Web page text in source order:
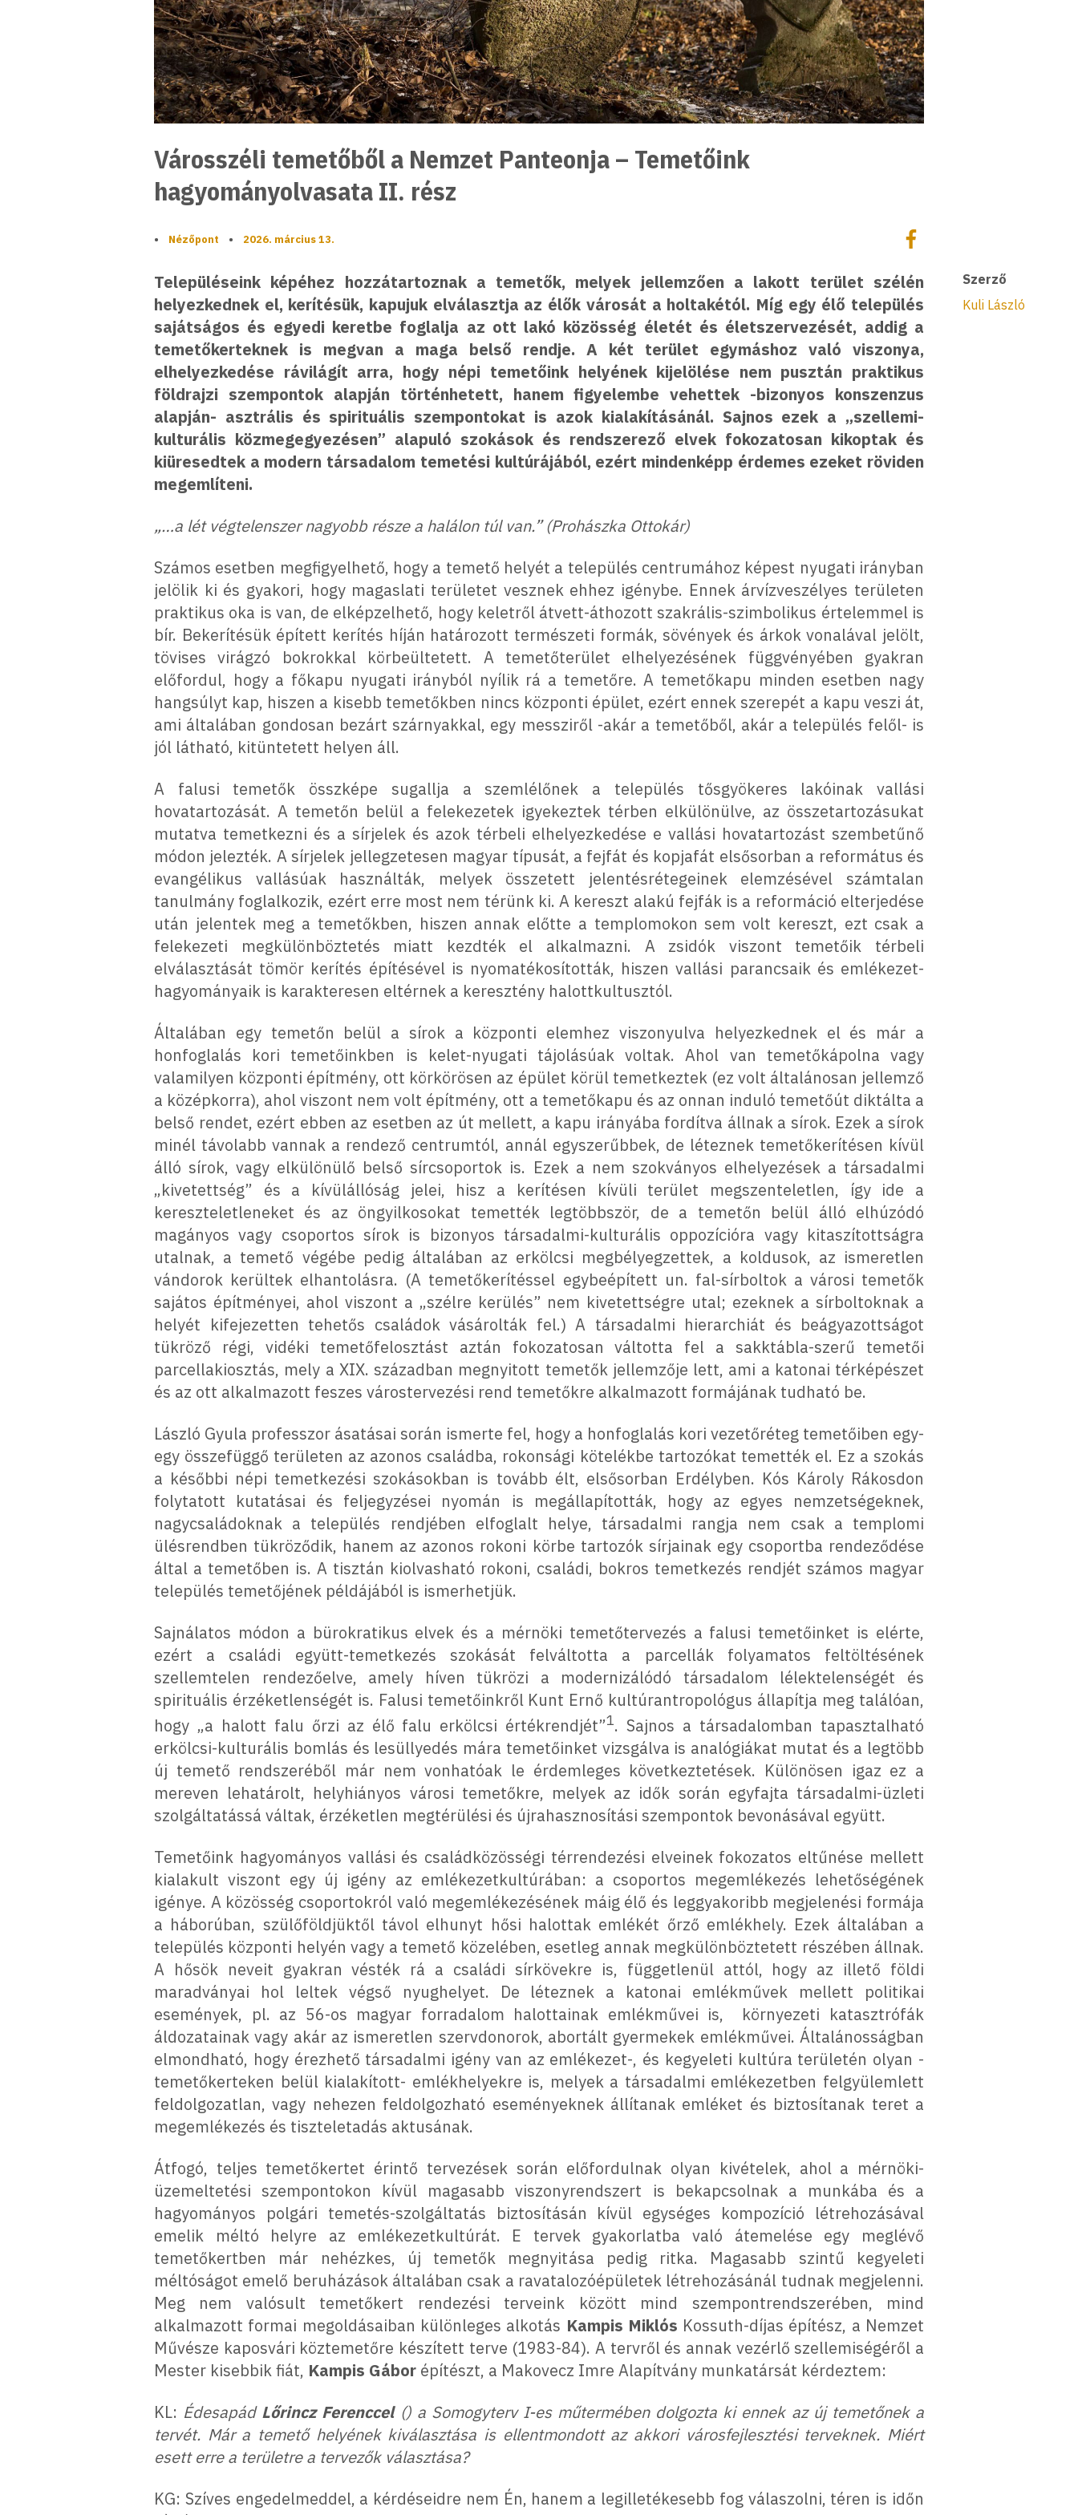
Városszéli temetőből a Nemzet Panteonja – Temetőink
hagyományolvasata II. rész
• Nézőpont • 2026. március 13.
Megosztás
Megosztás Facebookon
Településeink képéhez hozzátartoznak a temetők, melyek jellemzően a lakott terület szélén
helyezkednek el, kerítésük, kapujuk elválasztja az élők városát a holtakétól. Míg egy élő település
sajátságos és egyedi keretbe foglalja az ott lakó közösség életét és életszervezését, addig a
temetőkerteknek is megvan a maga belső rendje. A két terület egymáshoz való viszonya,
elhelyezkedése rávilágít arra, hogy népi temetőink helyének kijelölése nem pusztán praktikus
földrajzi szempontok alapján történhetett, hanem figyelembe vehettek -bizonyos konszenzus
alapján- asztrális és spirituális szempontokat is azok kialakításánál. Sajnos ezek a „szellemi-
kulturális közmegegyezésen” alapuló szokások és rendszerező elvek fokozatosan kikoptak és
kiüresedtek a modern társadalom temetési kultúrájából, ezért mindenképp érdemes ezeket röviden
megemlíteni.
„…a lét végtelenszer nagyobb része a halálon túl van.” (Prohászka Ottokár)
Számos esetben megfigyelhető, hogy a temető helyét a település centrumához képest nyugati irányban
jelölik ki és gyakori, hogy magaslati területet vesznek ehhez igénybe. Ennek árvízveszélyes területen
praktikus oka is van, de elképzelhető, hogy keletről átvett-áthozott szakrális-szimbolikus értelemmel is
bír. Bekerítésük épített kerítés híján határozott természeti formák, sövények és árkok vonalával jelölt,
tövises virágzó bokrokkal körbeültetett. A temetőterület elhelyezésének függvényében gyakran
előfordul, hogy a főkapu nyugati irányból nyílik rá a temetőre. A temetőkapu minden esetben nagy
hangsúlyt kap, hiszen a kisebb temetőkben nincs központi épület, ezért ennek szerepét a kapu veszi át,
ami általában gondosan bezárt szárnyakkal, egy messziről -akár a temetőből, akár a település felől- is
jól látható, kitüntetett helyen áll.
A falusi temetők összképe sugallja a szemlélőnek a település tősgyökeres lakóinak vallási
hovatartozását. A temetőn belül a felekezetek igyekeztek térben elkülönülve, az összetartozásukat
mutatva temetkezni és a sírjelek és azok térbeli elhelyezkedése e vallási hovatartozást szembetűnő
módon jelezték. A sírjelek jellegzetesen magyar típusát, a fejfát és kopjafát elsősorban a református és
evangélikus vallásúak használták, melyek összetett jelentésrétegeinek elemzésével számtalan
tanulmány foglalkozik, ezért erre most nem térünk ki. A kereszt alakú fejfák is a reformáció elterjedése
után jelentek meg a temetőkben, hiszen annak előtte a templomokon sem volt kereszt, ezt csak a
felekezeti megkülönböztetés miatt kezdték el alkalmazni. A zsidók viszont temetőik térbeli
elválasztását tömör kerítés építésével is nyomatékosították, hiszen vallási parancsaik és emlékezet-
hagyományaik is karakteresen eltérnek a keresztény halottkultusztól.
Általában egy temetőn belül a sírok a központi elemhez viszonyulva helyezkednek el és már a
honfoglalás kori temetőinkben is kelet-nyugati tájolásúak voltak. Ahol van temetőkápolna vagy
valamilyen központi építmény, ott körkörösen az épület körül temetkeztek (ez volt általánosan jellemző
a középkorra), ahol viszont nem volt építmény, ott a temetőkapu és az onnan induló temetőút diktálta a
belső rendet, ezért ebben az esetben az út mellett, a kapu irányába fordítva állnak a sírok. Ezek a sírok
minél távolabb vannak a rendező centrumtól, annál egyszerűbbek, de léteznek temetőkerítésen kívül
álló sírok, vagy elkülönülő belső sírcsoportok is. Ezek a nem szokványos elhelyezések a társadalmi
„kivetettség” és a kívülállóság jelei, hisz a kerítésen kívüli terület megszenteletlen, így ide a
kereszteletleneket és az öngyilkosokat temették legtöbbször, de a temetőn belül álló elhúzódó
magányos vagy csoportos sírok is bizonyos társadalmi-kulturális oppozícióra vagy kitaszítottságra
utalnak, a temető végébe pedig általában az erkölcsi megbélyegzettek, a koldusok, az ismeretlen
vándorok kerültek elhantolásra. (A temetőkerítéssel egybeépített un. fal-sírboltok a városi temetők
sajátos építményei, ahol viszont a „szélre kerülés” nem kivetettségre utal; ezeknek a sírboltoknak a
helyét kifejezetten tehetős családok vásárolták fel.) A társadalmi hierarchiát és beágyazottságot
tükröző régi, vidéki temetőfelosztást aztán fokozatosan váltotta fel a sakktábla-szerű temetői
parcellakiosztás, mely a XIX. században megnyitott temetők jellemzője lett, ami a katonai térképészet
és az ott alkalmazott feszes várostervezési rend temetőkre alkalmazott formájának tudható be.
László Gyula professzor ásatásai során ismerte fel, hogy a honfoglalás kori vezetőréteg temetőiben egy-
egy összefüggő területen az azonos családba, rokonsági kötelékbe tartozókat temették el. Ez a szokás
a későbbi népi temetkezési szokásokban is tovább élt, elsősorban Erdélyben. Kós Károly Rákosdon
folytatott kutatásai és feljegyzései nyomán is megállapították, hogy az egyes nemzetségeknek,
nagycsaládoknak a település rendjében elfoglalt helye, társadalmi rangja nem csak a templomi
ülésrendben tükröződik, hanem az azonos rokoni körbe tartozók sírjainak egy csoportba rendeződése
által a temetőben is. A tisztán kiolvasható rokoni, családi, bokros temetkezés rendjét számos magyar
település temetőjének példájából is ismerhetjük.
Sajnálatos módon a bürokratikus elvek és a mérnöki temetőtervezés a falusi temetőinket is elérte,
ezért a családi együtt-temetkezés szokását felváltotta a parcellák folyamatos feltöltésének
szellemtelen rendezőelve, amely híven tükrözi a modernizálódó társadalom lélektelenségét és
spirituális érzéketlenségét is. Falusi temetőinkről Kunt Ernő kultúrantropológus állapítja meg találóan,
hogy „a halott falu őrzi az élő falu erkölcsi értékrendjét”1. Sajnos a társadalomban tapasztalható
erkölcsi-kulturális bomlás és lesüllyedés mára temetőinket vizsgálva is analógiákat mutat és a legtöbb
új temető rendszeréből már nem vonhatóak le érdemleges következtetések. Különösen igaz ez a
mereven lehatárolt, helyhiányos városi temetőkre, melyek az idők során egyfajta társadalmi-üzleti
szolgáltatássá váltak, érzéketlen megtérülési és újrahasznosítási szempontok bevonásával együtt.
Temetőink hagyományos vallási és családközösségi térrendezési elveinek fokozatos eltűnése mellett
kialakult viszont egy új igény az emlékezetkultúrában: a csoportos megemlékezés lehetőségének
igénye. A közösség csoportokról való megemlékezésének máig élő és leggyakoribb megjelenési formája
a háborúban, szülőföldjüktől távol elhunyt hősi halottak emlékét őrző emlékhely. Ezek általában a
település központi helyén vagy a temető közelében, esetleg annak megkülönböztetett részében állnak.
A hősök neveit gyakran vésték rá a családi sírkövekre is, függetlenül attól, hogy az illető földi
maradványai hol leltek végső nyughelyet. De léteznek a katonai emlékművek mellett politikai
események, pl. az 56-os magyar forradalom halottainak emlékművei is, környezeti katasztrófák
áldozatainak vagy akár az ismeretlen szervdonorok, abortált gyermekek emlékművei. Általánosságban
elmondható, hogy érezhető társadalmi igény van az emlékezet-, és kegyeleti kultúra területén olyan -
temetőkerteken belül kialakított- emlékhelyekre is, melyek a társadalmi emlékezetben felgyülemlett
feldolgozatlan, vagy nehezen feldolgozható eseményeknek állítanak emléket és biztosítanak teret a
megemlékezés és tiszteletadás aktusának.
Átfogó, teljes temetőkertet érintő tervezések során előfordulnak olyan kivételek, ahol a mérnöki-
üzemeltetési szempontokon kívül magasabb viszonyrendszert is bekapcsolnak a munkába és a
hagyományos polgári temetés-szolgáltatás biztosításán kívül egységes kompozíció létrehozásával
emelik méltó helyre az emlékezetkultúrát. E tervek gyakorlatba való átemelése egy meglévő
temetőkertben már nehézkes, új temetők megnyitása pedig ritka. Magasabb szintű kegyeleti
méltóságot emelő beruházások általában csak a ravatalozóépületek létrehozásánál tudnak megjelenni.
Meg nem valósult temetőkert rendezési terveink között mind szempontrendszerében, mind
alkalmazott formai megoldásaiban különleges alkotás Kampis Miklós Kossuth-díjas építész, a Nemzet
Művésze kaposvári köztemetőre készített terve (1983-84). A tervről és annak vezérlő szellemiségéről a
Mester kisebbik fiát, Kampis Gábor építészt, a Makovecz Imre Alapítvány munkatársát kérdeztem:
KL: Édesapád Lőrincz Ferenccel() a Somogyterv I-es műtermében dolgozta ki ennek az új temetőnek a
tervét. Már a temető helyének kiválasztása is ellentmondott az akkori városfejlesztési terveknek. Miért
esett erre a területre a tervezők választása?
KG: Szíves engedelmeddel, a kérdéseidre nem Én, hanem a legilletékesebb fog válaszolni, téren is időn
Szerző
Kuli László